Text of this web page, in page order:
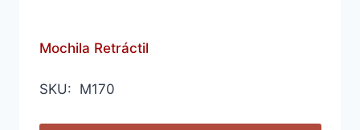
Mochila Retráctil
SKU: M170